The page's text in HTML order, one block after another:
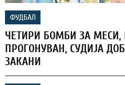
ФУДБАЛ
ЧЕТИРИ БОМБИ ЗА
ПРОГОНУВАН, СУДИЈА
ЗАКАНИ